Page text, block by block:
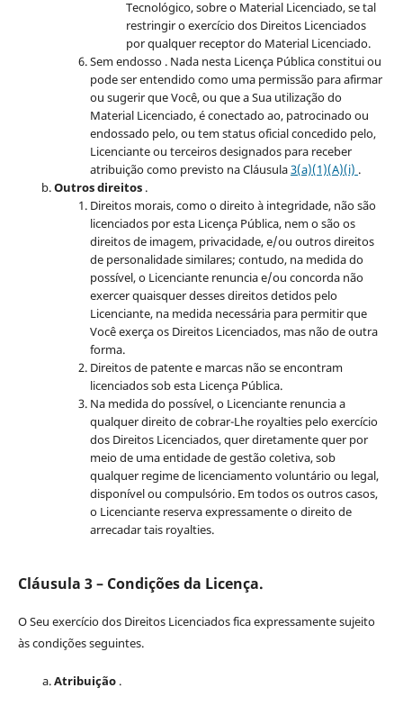
Tecnológico, sobre o Material Licenciado, se tal
restringir o exercício dos Direitos Licenciados
por qualquer receptor do Material Licenciado.
Sem endosso . Nada nesta Licença Pública constitui ou
pode ser entendido como uma permissão para afirmar
ou sugerir que Você, ou que a Sua utilização do
Material Licenciado, é conectado ao, patrocinado ou
endossado pelo, ou tem status oficial concedido pelo,
Licenciante ou terceiros designados para receber
atribuição como previsto na Cláusula3(a)(1)(A)(i) .
Outros direitos .
Direitos morais, como o direito à integridade, não são
licenciados por esta Licença Pública, nem o são os
direitos de imagem, privacidade, e/ou outros direitos
de personalidade similares; contudo, na medida do
possível, o Licenciante renuncia e/ou concorda não
exercer quaisquer desses direitos detidos pelo
Licenciante, na medida necessária para permitir que
Você exerça os Direitos Licenciados, mas não de outra
forma.
Direitos de patente e marcas não se encontram
licenciados sob esta Licença Pública.
Na medida do possível, o Licenciante renuncia a
qualquer direito de cobrar-Lhe royalties pelo exercício
dos Direitos Licenciados, quer diretamente quer por
meio de uma entidade de gestão coletiva, sob
qualquer regime de licenciamento voluntário ou legal,
disponível ou compulsório. Em todos os outros casos,
o Licenciante reserva expressamente o direito de
arrecadar tais royalties.
Cláusula 3 – Condições da Licença.
O Seu exercício dos Direitos Licenciados fica expressamente sujeito
às condições seguintes.
Atribuição .